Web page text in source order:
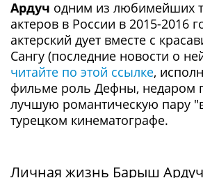
Ардуч одним из любимейших
актеров в России в 2015-2016
актерский дует вместе с
Сангу (последние новости о
читайте по этой ссылке,
фильме роль Дефны, недаром
лучшую романтическую пару
турецком кинематографе.
Личная жизнь Барыш Ардуч